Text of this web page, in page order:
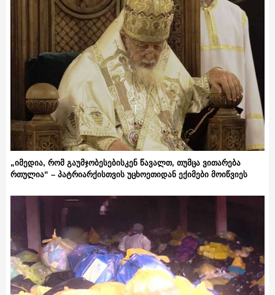
„იმედია, რომ გაუმჯობესებისკენ წავალთ, თუმცა ვითარება
რთულია“ – პატრიარქისთვის უცხოეთიდან ექიმები მოიწვიეს